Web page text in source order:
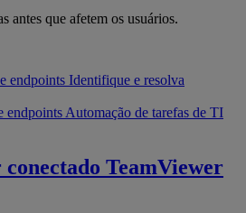
antes que afetem os usuários.
endpoints Identifique e resolva
endpoints Automação de tarefas de TI
TeamViewer